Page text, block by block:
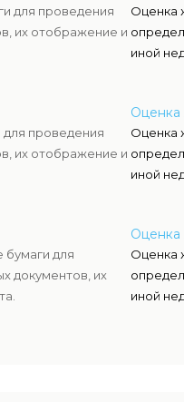
для проведения
их отображение и
проведения
их отображение и
для
документов, их
Оценка
иной
Оценка
Оценка
иной
Оценка
Оценка
иной